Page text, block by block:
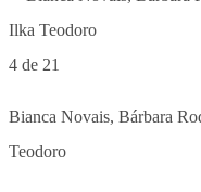
4 de 21
Bianca Novais, Bárbara
Teodoro